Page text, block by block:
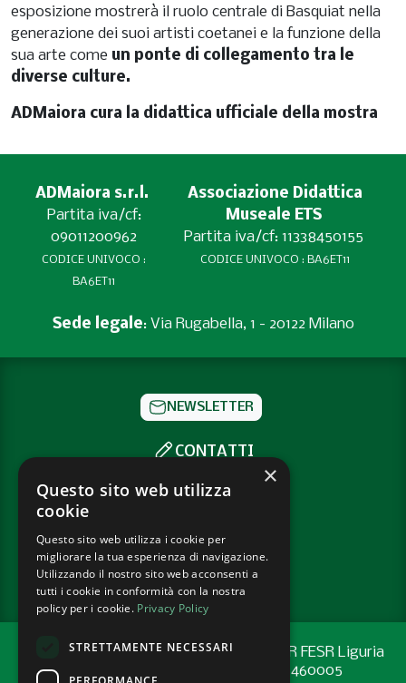
esposizione mostrerà il ruolo centrale di Basquiat nella
generazione dei suoi artisti coetanei e la funzione della
sua arte come un ponte di collegamento tra le
diverse culture.
ADMaiora cura la didattica ufficiale della mostra
ADMaiora s.r.l.
Partita iva/cf:
09011200962
CODICE UNIVOCO :
BA6ET11
Associazione Didattica
Museale ETS
Partita iva/cf: 11338450155
CODICE UNIVOCO : BA6ET11
Sede legale: Via Rugabella, 1 - 20122 Milano
NEWSLETTER
CONTATTI
SOCIAL
PRIVACY POLICY
COOKIE POLICY
Progetto cofinanziato con risorse del PR FESR Liguria
2021-2027 codice CUP: G44E24001460005
×
Questo sito web utilizza
cookie
Questo sito web utilizza i cookie per
migliorare la tua esperienza di navigazione.
Utilizzando il nostro sito web acconsenti a
tutti i cookie in conformità con la nostra
policy per i cookie. Privacy Policy
STRETTAMENTE NECESSARI